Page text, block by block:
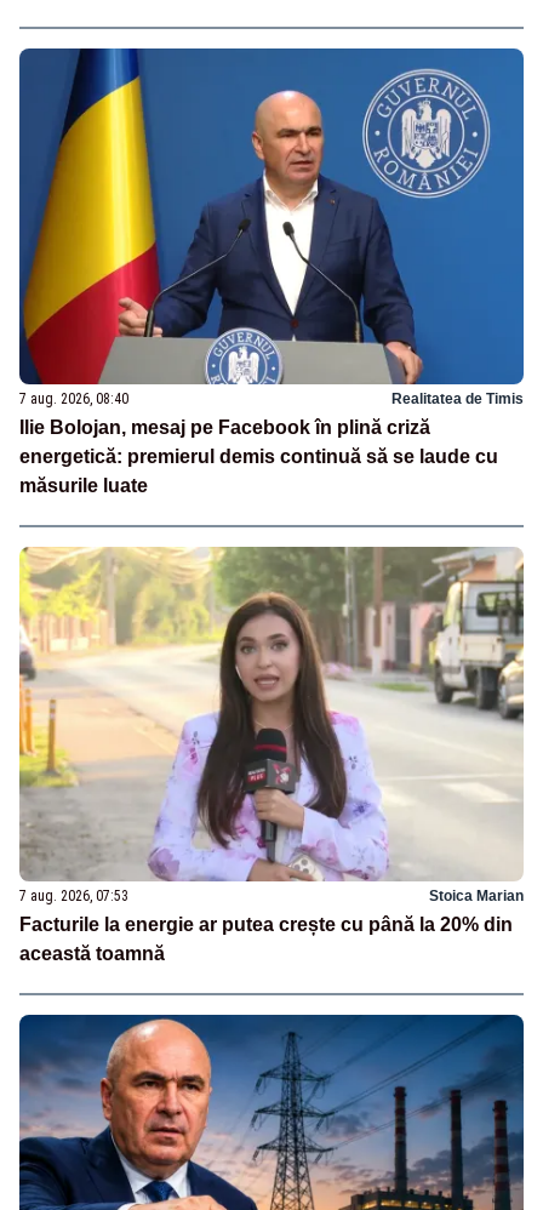
7 aug. 2026, 08:40 Realitatea de Timis
Ilie Bolojan, mesaj pe Facebook în plină criză
energetică: premierul demis continuă să se laude cu
măsurile luate
7 aug. 2026, 07:53 Stoica Marian
Facturile la energie ar putea crește cu până la 20% din
această toamnă